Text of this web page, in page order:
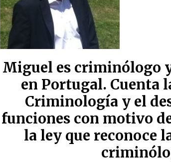
Miguel es criminólogo
en Portugal. Cuenta
Criminología y el
funciones con motivo
la ley que reconoce